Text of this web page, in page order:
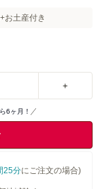
お土産付き
+
6ヶ月！
25分にご注文の場合)